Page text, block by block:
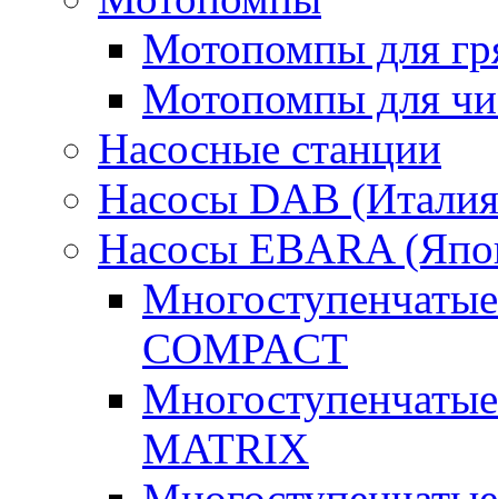
Мотопомпы для
Мотопомпы для
Насосные станции
Насосы DAB
Насосы EBARA
COMPACT
MATRIX